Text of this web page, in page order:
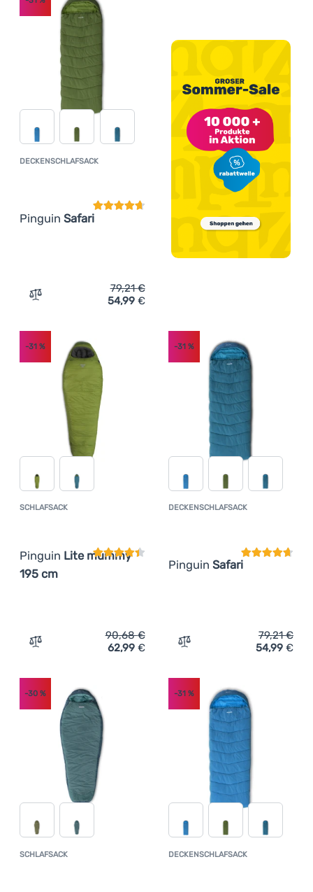
DECKENSCHLAFSACK
Pinguin Safari
Kundenbewertung
Zum Vergleich 'Deckenschlafsack Pinguin Safari'
79,21€
54,99 €
SCHLAFSACK
Pinguin Lite mummy
195 cm
Kundenbewertung
-31 %
Zum Vergleich 'Schlafsack Pinguin Lite mummy 195 cm'
90,68€
62,99 €
DECKENSCHLAFSACK
Pinguin Safari
-31 %
Zum Vergleich
79,21€
54,99 €
SCHLAFSACK Kundenbewertung
-30 %
DECKENSCHLAFSACK
-31%